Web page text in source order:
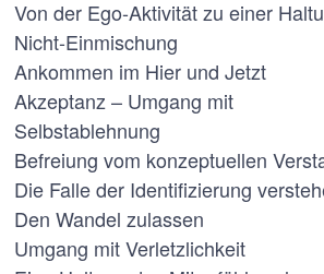
Von der Ego-Aktivität zu einer
Nicht-Einmischung
Ankommen im Hier und Jetzt
Akzeptanz – Umgang mit
Selbstablehnung
Befreiung vom konzeptuellen
Die Falle der Identifizierung
Den Wandel zulassen
Umgang mit Verletzlichkeit